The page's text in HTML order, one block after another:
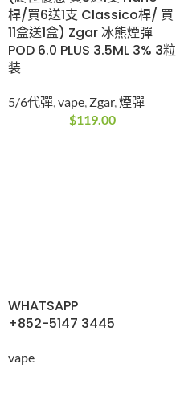
桿/買6送1支 Classico桿/ 買
11盒送1盒) Zgar 冰熊煙彈
POD 6.0 PLUS 3.5ML 3% 3粒
装
5/6代彈 vape Zgar, 煙彈
$119.00
WHATSAPP
+852-5147 3445
vape